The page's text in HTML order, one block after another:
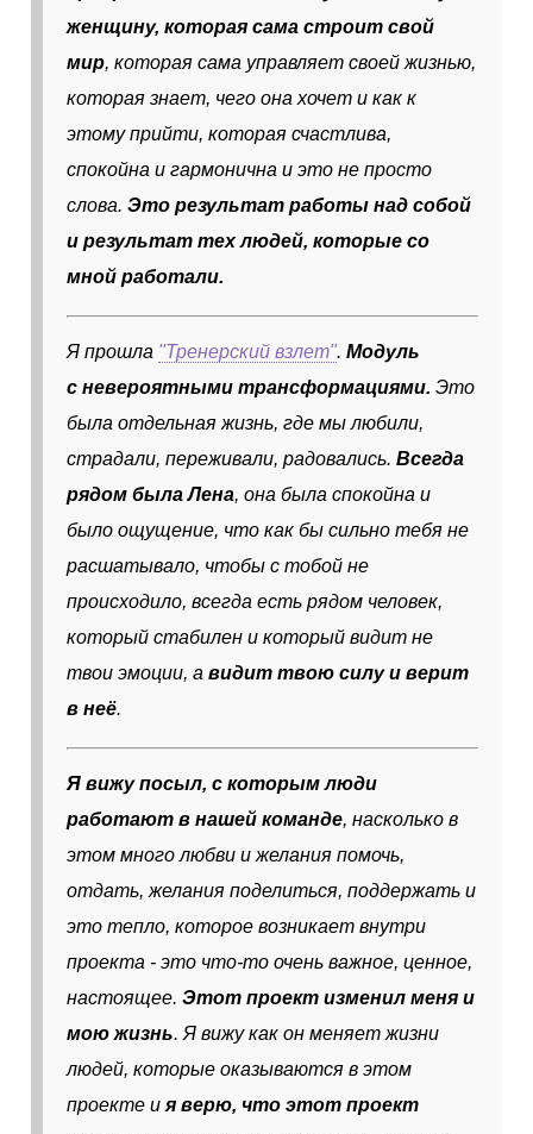
женщину, которая сама строит свой
мир, которая сама управляет своей жизнью,
которая знает, чего она хочет и как к
этому прийти, которая счастлива,
спокойна и гармонична и это не просто
слова. Это результат работы над собой
и результат тех людей, которые со
мной работали.
Я прошла "Тренерский взлет". Модуль
с невероятными трансформациями. Это
была отдельная жизнь, где мы любили,
страдали, переживали, радовались. Всегда
рядом была Лена, она была спокойна и
было ощущение, что как бы сильно тебя не
расшатывало, чтобы с тобой не
происходило, всегда есть рядом человек,
который стабилен и который видит не
твои эмоции, а видит твою силу и верит
в неё.
Я вижу посыл, с которым люди
работают в нашей команде, насколько в
этом много любви и желания помочь,
отдать, желания поделиться, поддержать и
это тепло, которое возникает внутри
проекта - это что-то очень важное, ценное,
настоящее. Этот проект изменил меня и
мою жизнь. Я вижу как он меняет жизни
людей, которые оказываются в этом
проекте и я верю, что этот проект